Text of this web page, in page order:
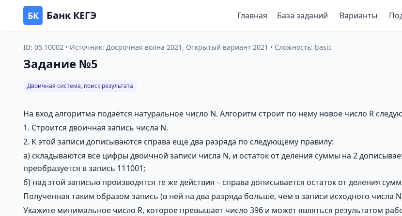
БК Банк КЕГЭ Главная База заданий Варианты
ID: 05.10002 • Источник: Досрочная волна 2021, Открытый вариант 2021 • Сложность: basic
Задание №5
Двоичная система, поиск результата
На вход алгоритма подаётся натуральное число N. Алгоритм строит по нему новое число R
1. Строится двоичная запись числа N.
2. К этой записи дописываются справа ещё два разряда по следующему правилу:
а) складываются все цифры двоичной записи числа N, и остаток от деления суммы на 2
преобразуется в запись 111001;
б) над этой записью производятся те же действия – справа дописывается остаток от деления
Полученная таким образом запись (в ней на два разряда больше, чем в записи исходного числа
Укажите минимальное число R, которое превышает число 396 и может являться результатом